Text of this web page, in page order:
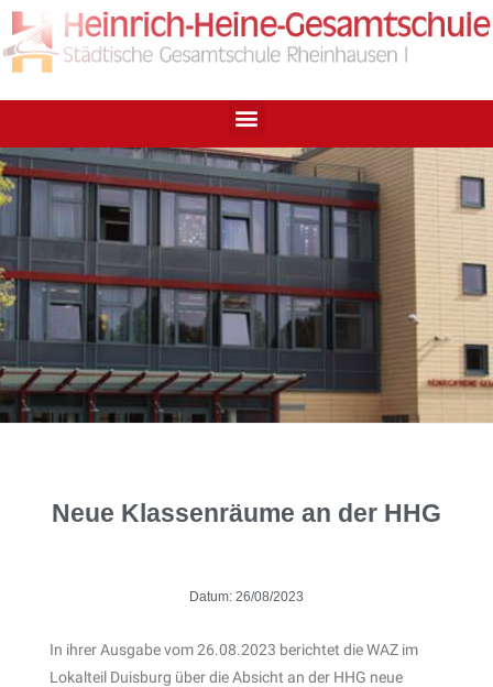
Neue Klassenräume an der HHG
Datum: 26/08/2023
In ihrer Ausgabe vom 26.08.2023 berichtet die WAZ im
Lokalteil Duisburg über die Absicht an der HHG neue